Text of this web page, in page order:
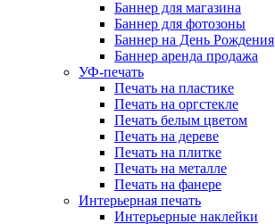
Баннер для магазина
Баннер для фотозоны
Баннер на День Рождения
Баннер аренда продажа
УФ-печать
Печать на пластике
Печать на оргстекле
Печать белым цветом
Печать на дереве
Печать на плитке
Печать на металле
Печать на фанере
Интерьерная печать
Интерьерные наклейки